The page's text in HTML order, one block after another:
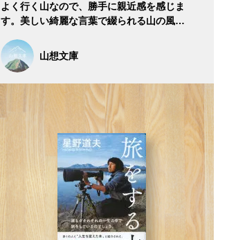
よく行く山なので、勝手に親近感を感じま
す。美しい綺麗な言葉で綴られる山の風…
山想文庫